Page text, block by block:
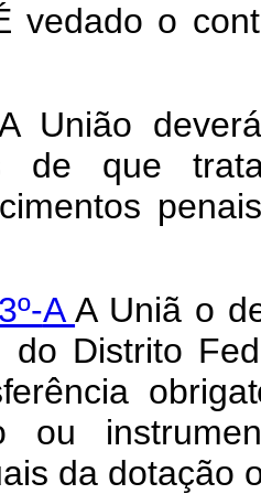
vedado o
União
de quetrat
3º-AA Uniã o
do Distrito
a
ou
da dotação